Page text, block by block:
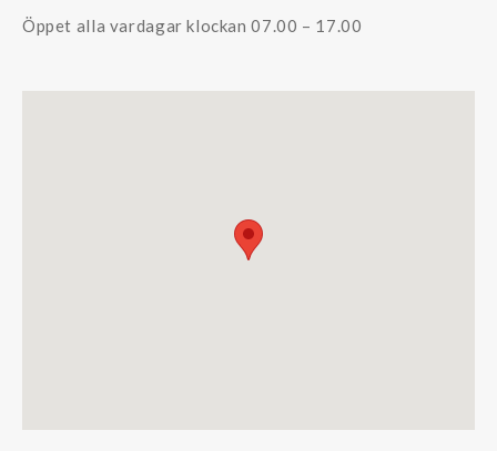
Öppet alla vardagar klockan 07.00 – 17.00